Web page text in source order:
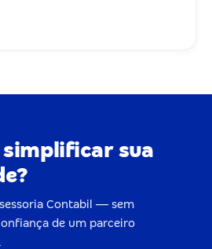
sua
Contabil — sem
de um parceiro